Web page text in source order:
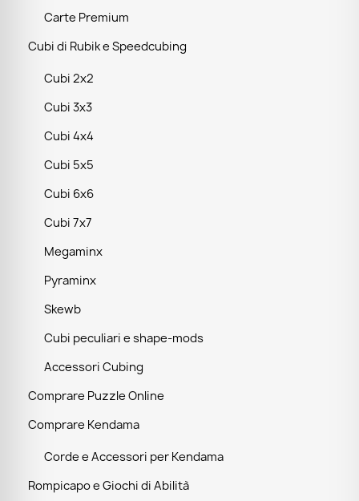
Carte Premium
Cubi di Rubik e Speedcubing
Cubi 2x2
Cubi 3x3
Cubi 4x4
Cubi 5x5
Cubi 6x6
Cubi 7x7
Megaminx
Pyraminx
Skewb
Cubi peculiari e shape-mods
Accessori Cubing
Comprare Puzzle Online
Comprare Kendama
Corde e Accessori per Kendama
Rompicapo e Giochi di Abilità